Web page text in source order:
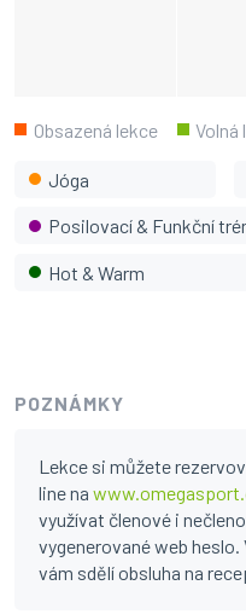
Obsazená lekce Volná
Jóga
Posilovací & Funkční
Hot & Warm
POZNÁMKY
Lekce si můžete
line na
využívat členové i
vygenerované web heslo.
vám sdělí obsluha na